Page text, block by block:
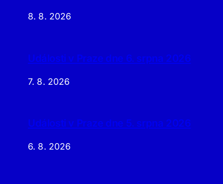
8. 8. 2026
Události v Praze dne 6. srpna 2026
7. 8. 2026
Události v Praze dne 5. srpna 2026
6. 8. 2026